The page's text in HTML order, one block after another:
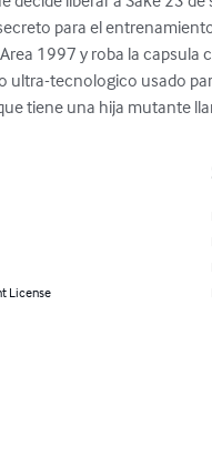
para el
1997 y roba la
ultra-tecnologico usado
tiene una hija mutante
License